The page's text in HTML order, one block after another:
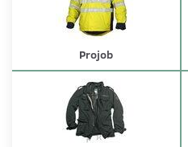
Projob